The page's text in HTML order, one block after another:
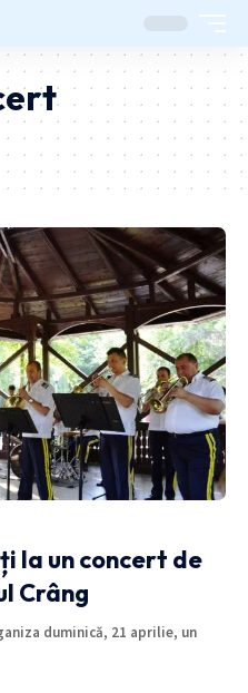
la un concert de
Crâng
duminică, 21 aprilie, un